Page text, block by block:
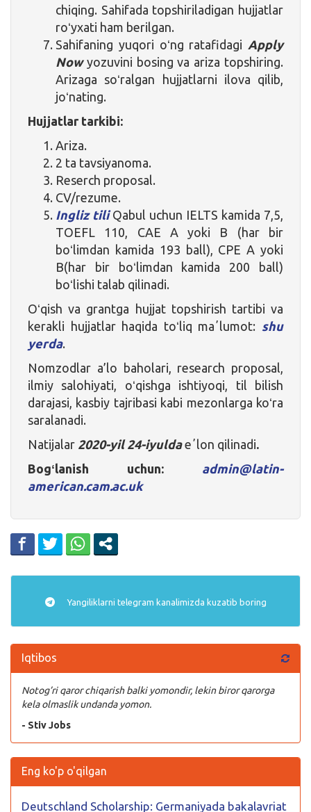
chiqing. Sahifada topshiriladigan hujjatlar
roʻyxati ham berilgan.
Sahifaning yuqori oʻng ratafidagi Apply
Nowyozuvini bosing va ariza topshiring.
Arizaga soʻralgan hujjatlarni ilova qilib,
joʻnating.
Hujjatlar tarkibi:
Ariza.
2 ta tavsiyanoma.
Reserch proposal.
CV/rezume.
Ingliz tiliQabul uchun IELTS kamida 7,5,
TOEFL 110, CAE A yoki B (har bir
boʻlimdan kamida 193 ball), CPE A yoki
B(har bir boʻlimdan kamida 200 ball)
boʻlishi talab qilinadi.
Oʻqish va grantga hujjat topshirish tartibi va
kerakli hujjatlar haqida toʻliq maʼlumot: shu
yerda.
Nomzodlar a’lo baholari, research proposal,
ilmiy salohiyati, oʻqishga ishtiyoqi, til bilish
darajasi, kasbiy tajribasi kabi mezonlarga koʻra
saralanadi.
Natijalar 2020-yil 24-iyulda eʼlon qilinadi.
Bogʻlanish uchun: admin@latin-
american.cam.ac.uk
Yangiliklarni telegram kanalimizda kuzatib boring
Iqtibos
Notog’ri qaror chiqarish balki yomondir, lekin biror qarorga
kela olmaslik undanda yomon.
- Stiv Jobs
Eng ko'p o'qilgan
Deutschland Scholarship: Germaniyada bakalavriat